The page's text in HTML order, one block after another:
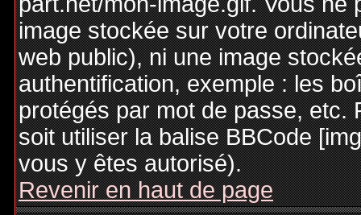
image stockée sur votre
web public), ni une image
authentification, exemple : les
protégés par mot de passe, etc.
soit utiliser la balise BBCode
vous y êtes autorisé).
Revenir en haut de page